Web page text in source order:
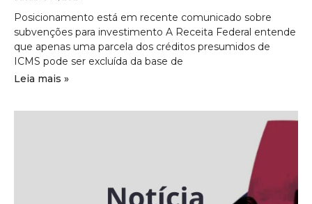
Posicionamento está em recente comunicado sobre
subvenções para investimento A Receita Federal entende
que apenas uma parcela dos créditos presumidos de
ICMS pode ser excluída da base de
Leia mais »